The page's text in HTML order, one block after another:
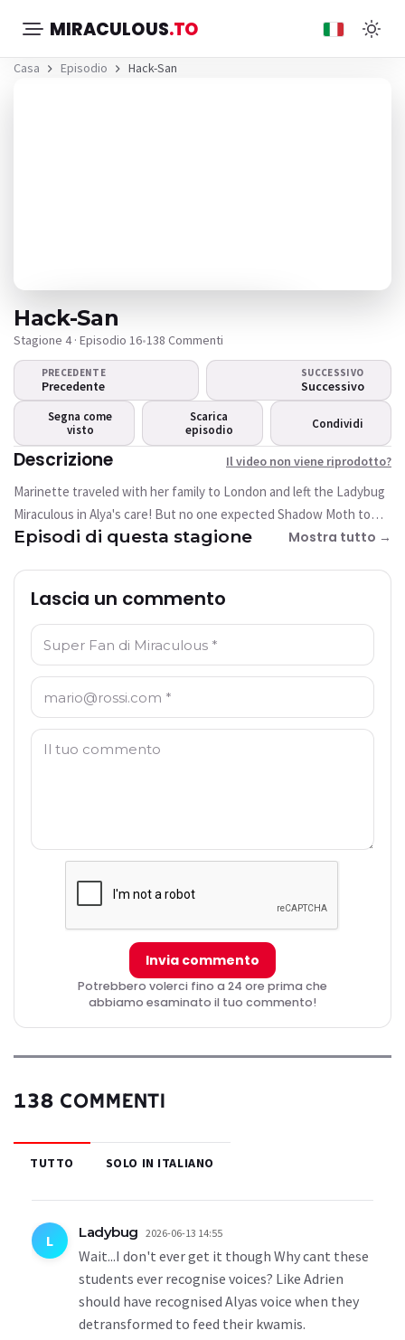
MIRACULOUS.TO
Casa Episodio Hack-San
Il video non viene
riprodotto?
Questo video non è attualmente
disponibile
Riprova
Hack-San
Stagione 4 · Episodio 16•138 Commenti
PRECEDENTE
Precedente
SUCCESSIVO
Successivo
Segna come
visto
Scarica
episodio
Condividi
Descrizione Il video non viene riprodotto?
Marinette traveled with her family to London and left the Ladybug
Miraculous in Alya's care! But no one expected Shadow Moth to
unleash a monster in Paris that works like a computer virus. With
the city and Marinette? Will she turn into Ladybug?
Episodi di questa stagione Mostra tutto →
Lascia un commento
Nome: *
E-mail: *
Commento: *
Invia commento
Potrebbero volerci fino a 24 ore prima che
abbiamo esaminato il tuo commento!
138 COMMENTI
TUTTO SOLO IN ITALIANO
L Ladybug 2026-06-13 14:55
Wait...I don't ever get it though Why cant these
students ever recognise voices? Like Adrien
should have recognised Alyas voice when they
detransformed to feed their kwamis.